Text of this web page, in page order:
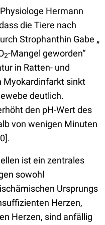
Hermann
die Tiere nach
Strophanthin Gabe „
2-Mangel geworden“
in Ratten- und
Myokardinfarkt sinkt
deutlich.
den pH-Wert des
von wenigen Minuten
ist ein zentrales
sowohl
Ursprungs
Herzen,
Herzen, sind anfällig